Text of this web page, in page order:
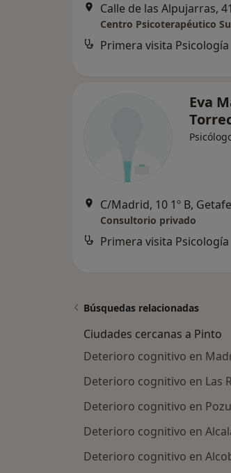
Calle de las Alpujarras,
Centro Psicoterapéutico
Primera visita Psicología
Eva
C/Madrid, 10 1º B, Getafe
Consultorio privado
Primera visita Psicología
Búsquedas relacionadas
Ciudades cercanas a Pinto
Deterioro cognitivo en
Deterioro cognitivo en Las
Deterioro cognitivo en
Deterioro cognitivo en
Deterioro cognitivo en